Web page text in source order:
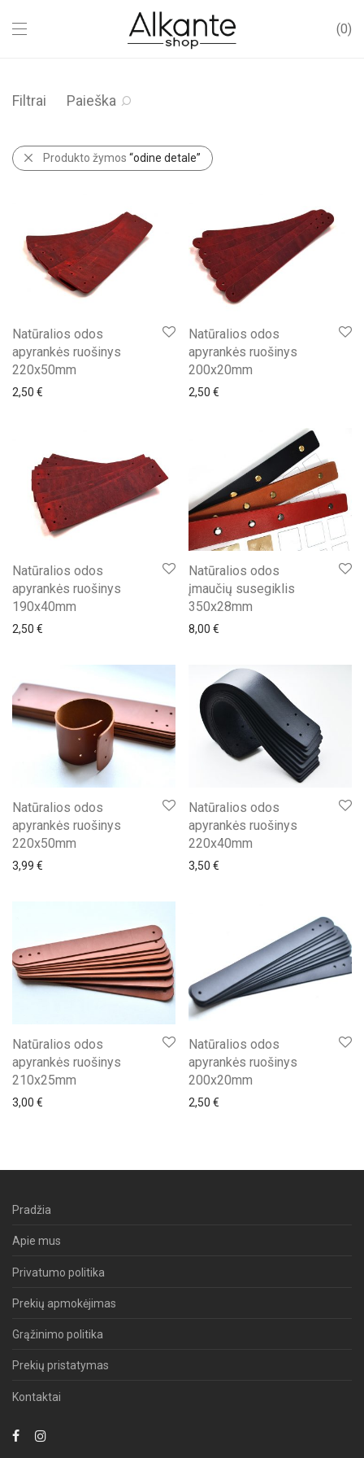
0
Filtrai Paieška
Produkto žymos “odine detale”
Natūralios odos
apyrankės ruošinys
220x50mm
2,50 €
Natūralios odos
apyrankės ruošinys
200x20mm
2,50 €
Natūralios odos
apyrankės ruošinys
190x40mm
2,50 €
Natūralios odos
įmaučių susegiklis
350x28mm
8,00 €
Natūralios odos
apyrankės ruošinys
220x50mm
3,99 €
Natūralios odos
apyrankės ruošinys
220x40mm
3,50 €
Natūralios odos
apyrankės ruošinys
210x25mm
3,00 €
Natūralios odos
apyrankės ruošinys
200x20mm
2,50 €
Pradžia
Apie mus
Privatumo politika
Prekių apmokėjimas
Grąžinimo politika
Prekių pristatymas
Kontaktai